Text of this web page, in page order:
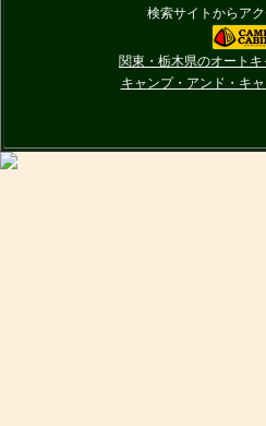
検索サイトからア
関東・栃木県のオート
キャンプ・アンド・キ